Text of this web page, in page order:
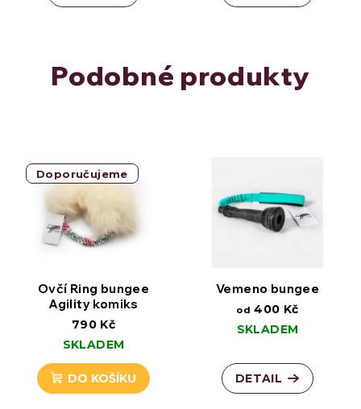
Podobné produkty
Doporučujeme
Ovčí Ring bungee
Agility komiks
790 Kč
SKLADEM
DO KOŠÍKU
Vemeno bungee
od 400 Kč
SKLADEM
DETAIL